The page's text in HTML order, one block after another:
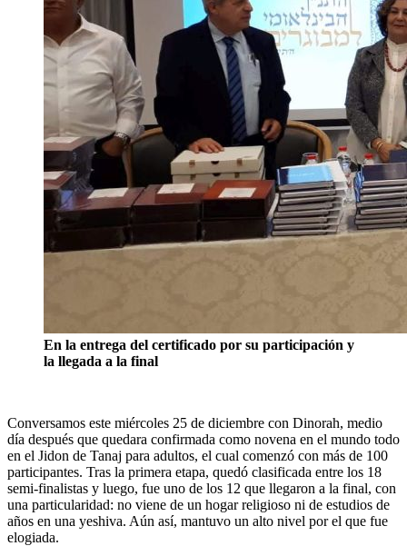
En la entrega del certificado por su participación y
la llegada a la final
Conversamos este miércoles 25 de diciembre con Dinorah, medio
día después que quedara confirmada como novena en el mundo todo
en el Jidon de Tanaj para adultos, el cual comenzó con más de 100
participantes. Tras la primera etapa, quedó clasificada entre los 18
semi-finalistas y luego, fue uno de los 12 que llegaron a la final, con
una particularidad: no viene de un hogar religioso ni de estudios de
años en una yeshiva. Aún así, mantuvo un alto nivel por el que fue
elogiada.